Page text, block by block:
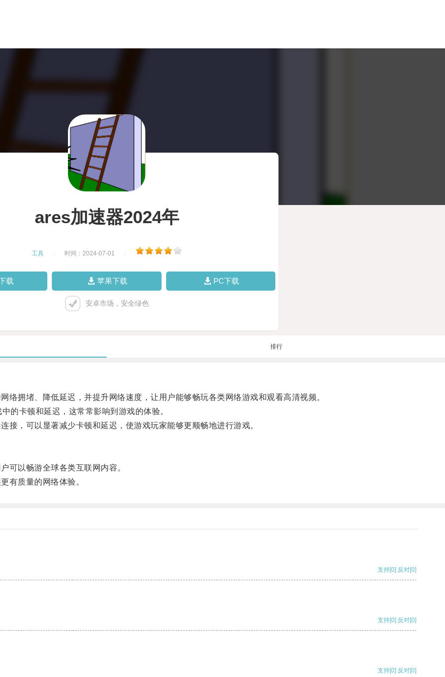
ares加速器2024年
工具 时间：2024-07-01
载 苹果下载 PC下载
安卓市场，安全绿色
排行
拥堵、降低延迟，并提升网络速度，让用户能够畅玩各类网络游戏和观看高清视频。
卡顿和延迟，这常常影响到游戏的体验。
，可以显著减少卡顿和延迟，使游戏玩家能够更顺畅地进行游戏。
以畅游全球各类互联网内容。
质量的网络体验。
支持[0] 反对[0]
支持[0] 反对[0]
支持[0] 反对[0]